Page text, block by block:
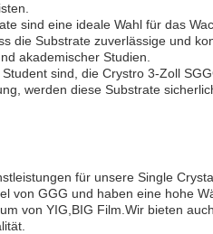
sind eine ideale Wahl für das
die Substrate zuverlässige und
akademischer Studien.
sind, die Crystro 3-Zoll
werden diese Substrate
für unsere Single
von GGG und haben eine hohe
von YIG,BIG Film.Wir bieten